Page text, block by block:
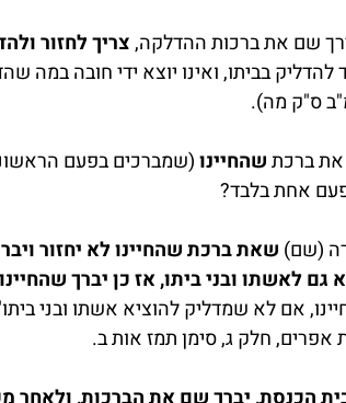
שם את ברכות ההדלקה,צריך לחזור
בביתו, ואינו יוצא ידי חובה במה
ס"ק מה).
ברכתשהחיינו(שמברכים בפעם
פעם אחת בלבד?
(שם) שאת ברכת שהחיינו לא יחזור
לאשתו ובני ביתו, אז כן יברך שהחיינו
אם לא שמדליק להוציא אשתו ובני
אפרים, חלק ג, סימן תמז אות ב.